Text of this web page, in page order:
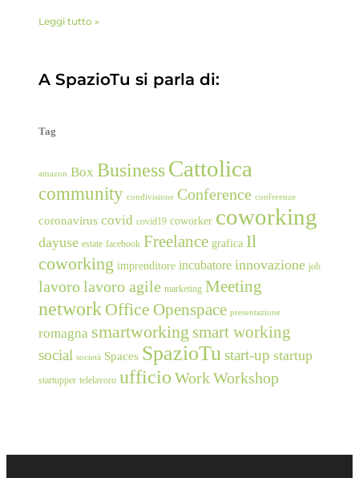
Leggi tutto »
A SpazioTu si parla di:
Tag
amazon Box BusinessCattolica
community condivisione Conference conferenze
coronavirus covid covid19 coworker coworking
dayuse estate facebook Freelance grafica Il
coworking imprenditore incubatore innovazione job
lavorolavoro agile marketing Meeting
network Office Openspace presentazione
romagna smartworking smart working
social società Spaces SpazioTustart-up startup
startupper telelavoro ufficio WorkWorkshop